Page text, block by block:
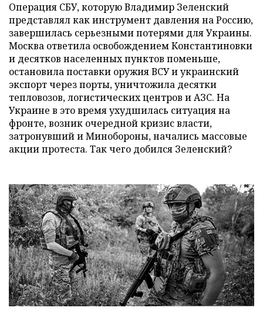
Операция СБУ, которую Владимир Зеленский
представлял как инструмент давления на Россию,
завершилась серьезными потерями для Украины.
Москва ответила освобождением Константиновки
и десятков населенных пунктов поменьше,
остановила поставки оружия ВСУ и украинский
экспорт через порты, уничтожила десятки
тепловозов, логистических центров и АЗС. На
Украине в это время ухудшилась ситуация на
фронте, возник очередной кризис власти,
затронувший и Минобороны, начались массовые
акции протеста. Так чего добился Зеленский?